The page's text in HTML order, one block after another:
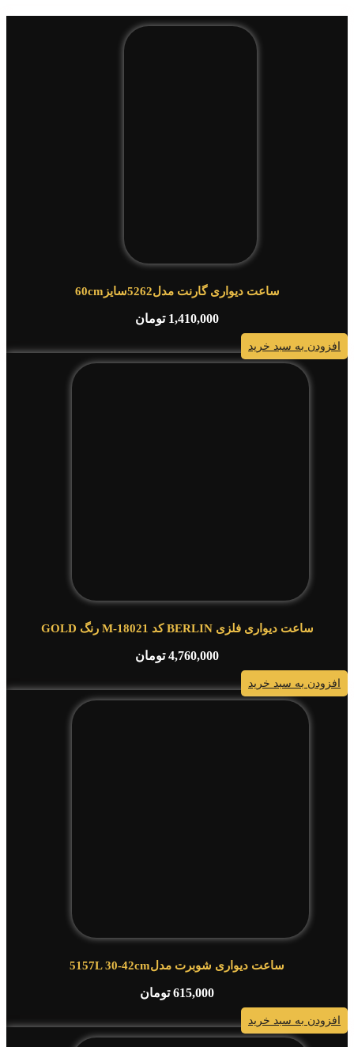
ساعت دیواری گارنت مدل5262سایز60cm
1,410,000 تومان
افزودن به سبد خرید
ساعت دیواری فلزی BERLIN کد M-18021 رنگ GOLD
4,760,000 تومان
افزودن به سبد خرید
ساعت دیواری شوبرت مدل5157L 30-42cm
615,000 تومان
افزودن به سبد خرید